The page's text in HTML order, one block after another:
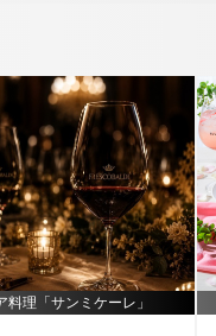
料理「サンミケーレ」